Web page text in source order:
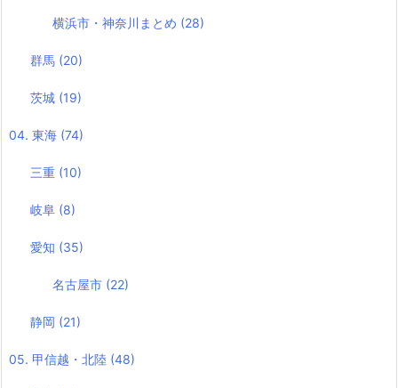
横浜市・神奈川まとめ (28)
群馬 (20)
茨城 (19)
04. 東海 (74)
三重 (10)
岐阜 (8)
愛知 (35)
名古屋市 (22)
静岡 (21)
05. 甲信越・北陸 (48)